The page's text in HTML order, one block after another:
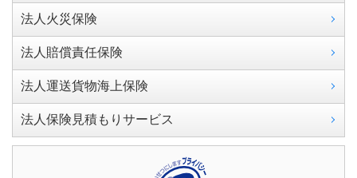
法人火災保険
法人賠償責任保険
法人運送貨物海上保険
法人保険見積もりサービス